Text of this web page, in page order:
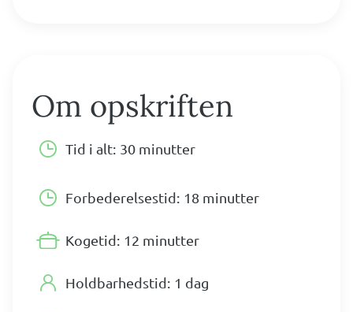
Om opskriften
Tid i alt: 30 minutter
Forbederelsestid: 18 minutter
Kogetid: 12 minutter
Holdbarhedstid: 1 dag